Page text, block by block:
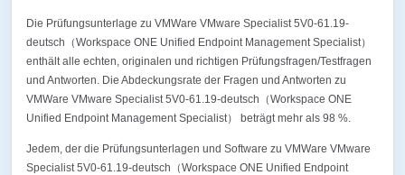
Die Prüfungsunterlage zu VMWare VMware Specialist 5V0-61.19-
deutsch（Workspace ONE Unified Endpoint Management Specialist）
enthält alle echten, originalen und richtigen Prüfungsfragen/Testfragen
und Antworten. Die Abdeckungsrate der Fragen und Antworten zu
VMWare VMware Specialist 5V0-61.19-deutsch（Workspace ONE
Unified Endpoint Management Specialist） beträgt mehr als 98 %.
Jedem, der die Prüfungsunterlagen und Software zu VMWare VMware
Specialist 5V0-61.19-deutsch（Workspace ONE Unified Endpoint